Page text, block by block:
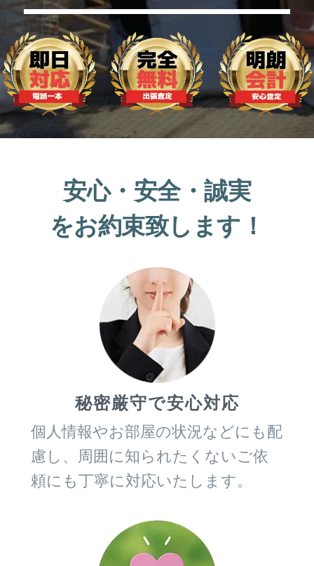
安心・安全・誠実
をお約束致します！
秘密厳守で安心対応
個人情報やお部屋の状況などにも配
慮し、周囲に知られたくないご依
頼にも丁寧に対応いたします。